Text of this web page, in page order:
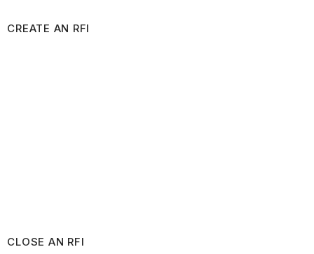
CREATE AN RFI
CLOSE AN RFI